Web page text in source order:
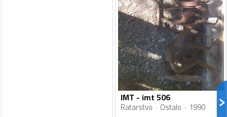
IMT - imt 506
Ratarstvo Ostalo 1990